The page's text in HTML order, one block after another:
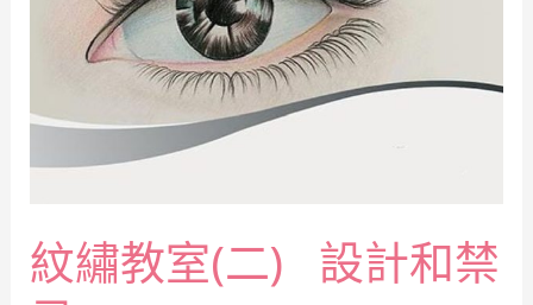
紋繡教室(二) 設計和禁